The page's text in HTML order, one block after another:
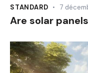
STANDARD 7
Are solar